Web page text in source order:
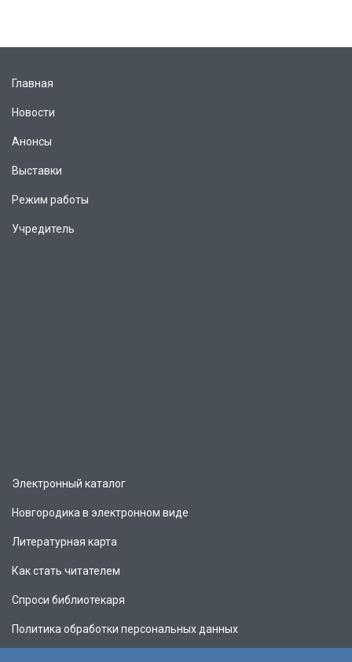
Главная
Новости
Анонсы
Выставки
Режим работы
Учредитель
Электронный каталог
Новгородика в электронном виде
Литературная карта
Как стать читателем
Спроси библиотекаря
Политика обработки персональных данных